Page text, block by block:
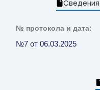
№ протокола и дата:
№7 от 06.03.2025